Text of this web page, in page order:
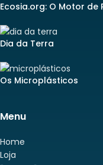
Ecosia.org: O Motor de
Dia da Terra
Os Microplásticos
Menu
Home
Loja